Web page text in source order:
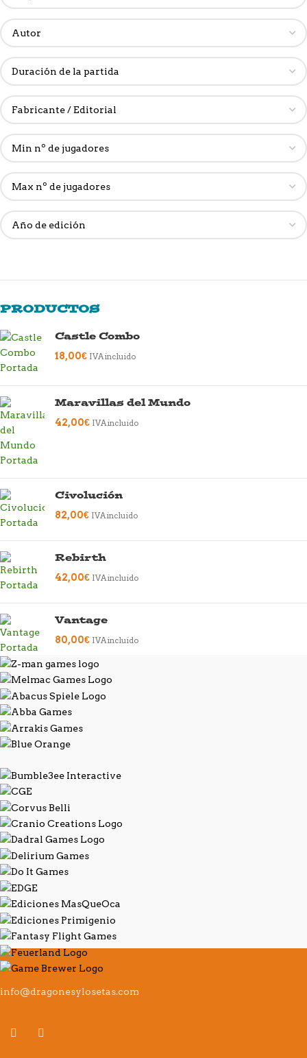
PRODUCTOS
Castle Combo
18,00€ IVA incluido
Maravillas del Mundo
42,00€ IVA incluido
Civolución
82,00€ IVA incluido
Rebirth
42,00€ IVA incluido
Vantage
80,00€ IVA incluido
info@dragonesylosetas.com